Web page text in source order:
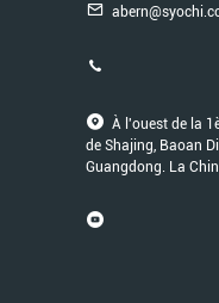
À l'ouest de la
de Shajing, Baoan
Guangdong. La